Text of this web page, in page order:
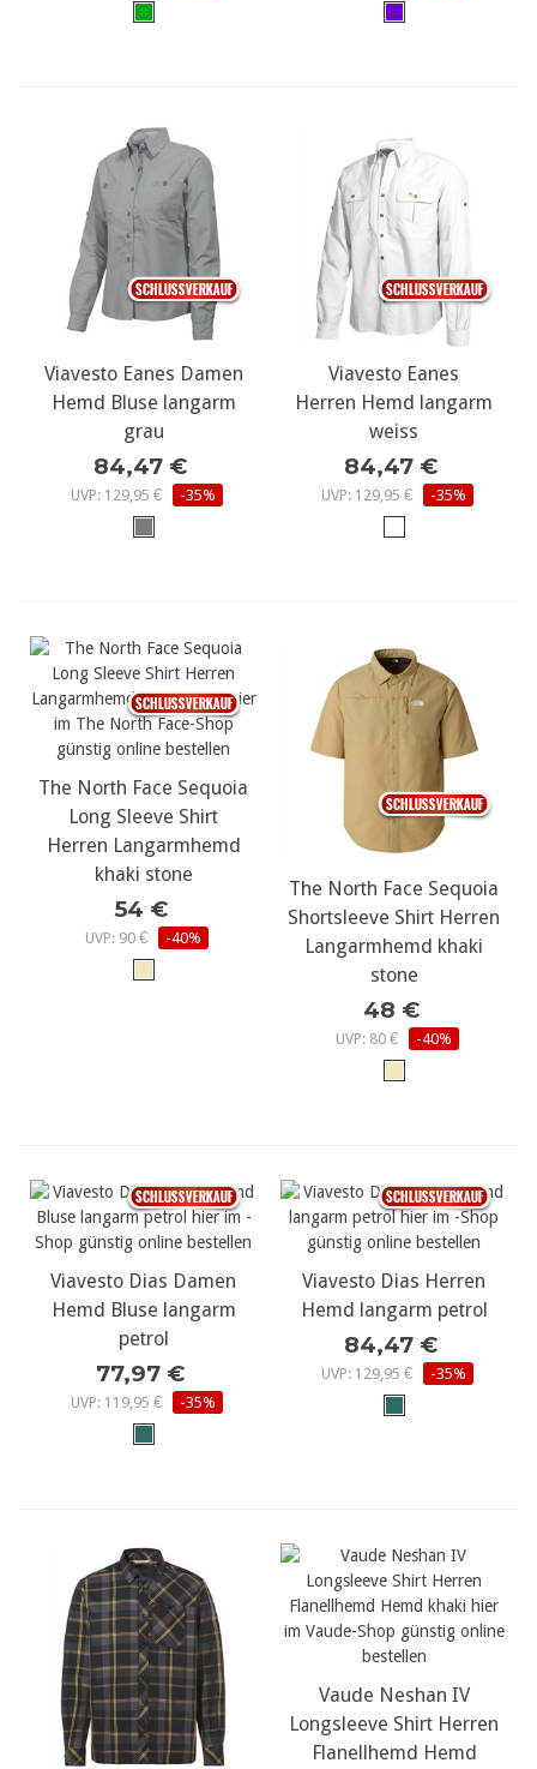
Viavesto Eanes Damen
Hemd Bluse langarm
grau
84,47 €
UVP: 129,95 € -35%
Viavesto Eanes
Herren Hemd langarm
weiss
84,47 €
UVP: 129,95 € -35%
The North Face Sequoia
Long Sleeve Shirt
Herren Langarmhemd
khaki stone
54 €
UVP: 90 € -40%
The North Face Sequoia
Shortsleeve Shirt Herren
Langarmhemd khaki
stone
48 €
UVP: 80 € -40%
Viavesto Dias Damen
Hemd Bluse langarm
petrol
77,97 €
UVP: 119,95 € -35%
Viavesto Dias Herren
Hemd langarm petrol
84,47 €
UVP: 129,95 € -35%
Vaude Neshan IV
Longsleeve Shirt Herren
Flanellhemd Hemd